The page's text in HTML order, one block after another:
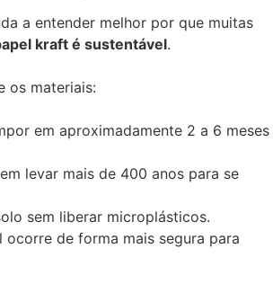
a entender melhor por que muitas
kraft é sustentável.
os materiais:
em aproximadamente 2 a 6 meses
levar mais de 400 anos para se
sem liberar microplásticos.
de forma mais segura para